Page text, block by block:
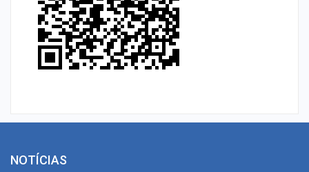
NOTÍCIAS